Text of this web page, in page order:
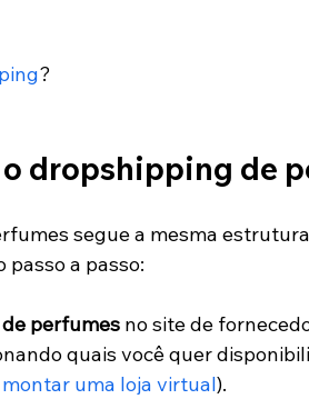
?
dropshipping de
segue a mesma
passo a passo:
perfumes no site de
quais você quer
uma loja virtual).